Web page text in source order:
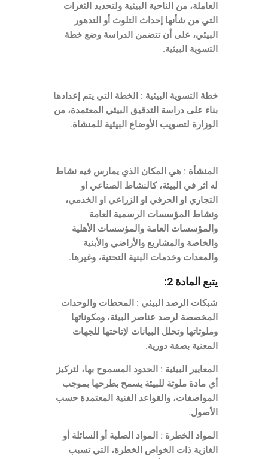
العاملة، من الناحية البيئية ولتحديد الثغرات
التي من شأنها إحداث التلوث أو التدهور
البيئي، على أن تتضمن الدراسة وضع خطة
التسوية البيئية.
خطة التسوية البيئية : الخطة التي يتم إعدادها
بناء على دراسة التدقيق البيئي المعتمدة، من
الوزارة لتصويب الأوضاع البيئية للمنشاة.
المنشأة : هي المكان الذي يمارس فيه نشاط
له اثر في البيئة، كالنشاط الصناعي او
التجاري او الحرفي او الزراعي او الخدمي،
ونشاط المؤسسات الرسمية العامة
والمؤسسات العامة والمؤسسات الأهلية
والخاصة والمشاريع والأراضي والأبنية
والمعدات وخدمات البنية التحتية، وغيرها.
يتبع المادة 2:
شبكات الرصد البيئي : المحطات والوحدات
المخصصة لرصد عناصر البيئة، ومكوناتها
وملوثاتها وتحلل البيانات لإتاحتها للجهات
المعنية بصفة دورية.
المعايير البيئية : الحدود المسموح بها، لتركيز
أي مادة ملوثة للبيئة يسمح بطرحها بموجب
المواصفات، والقواعد الفنية المعتمدة حسب
الأصول.
المواد الخطرة : المواد الصلبة أو السائلة أو
الغازية ذات الخواص الخطرة، التي تسبب